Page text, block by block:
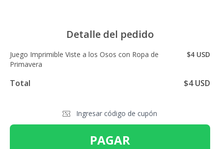
Detalle del pedido
Juego Imprimible Viste a los Osos con Ropa de
Primavera
$4 USD
Total $4 USD
Ingresar código de cupón
PAGAR